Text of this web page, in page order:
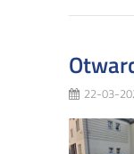
22-03-